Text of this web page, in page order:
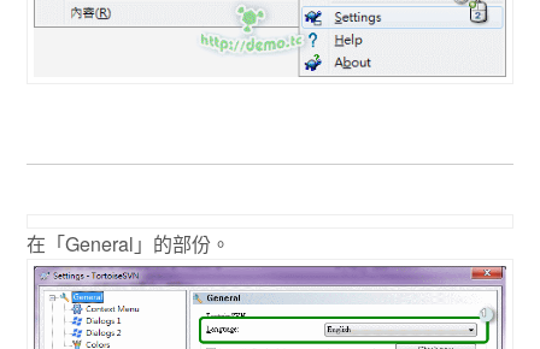
在「General」的部份。